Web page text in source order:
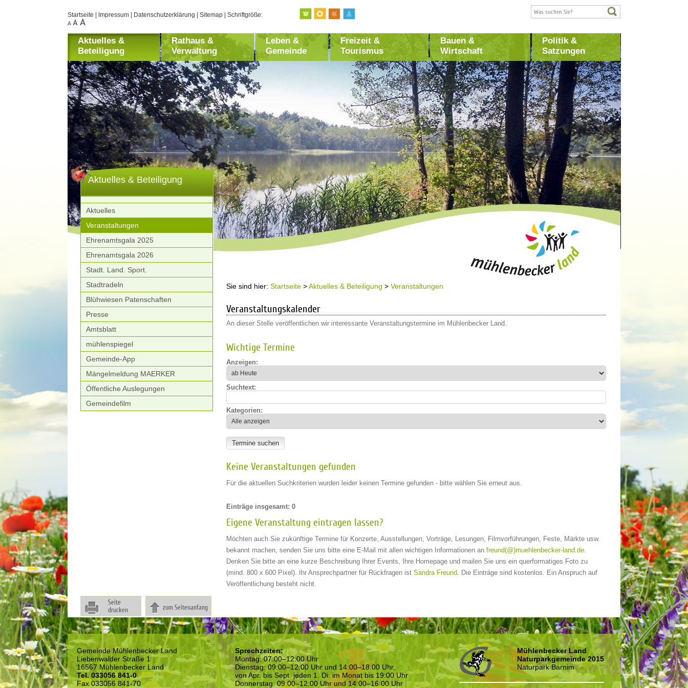
Startseite Impressum Datenschutzerklärung Sitemap Schriftgröße:
Aktuelles &
Beteiligung
Rathaus &
Verwaltung
Leben &
Gemeinde
Freizeit &
Tourismus
Bauen &
Wirtschaft
Politik &
Satzungen
Aktuelles & Beteiligung
Aktuelles
Veranstaltungen
Ehrenamtsgala 2025
Ehrenamtsgala 2026
Stadt. Land. Sport.
Stadtradeln
Blühwiesen Patenschaften
Presse
Amtsblatt
mühlenspiegel
Gemeinde-App
Mängelmeldung MAERKER
Öffentliche Auslegungen
Gemeindefilm
Sie sind hier:Startseite >Aktuelles & Beteiligung >Veranstaltungen
Veranstaltungskalender
An dieser Stelle veröffentlichen wir interessante Veranstaltungstermine im Mühlenbecker Land.
Wichtige Termine
Anzeigen:
Suchtext:
Kategorien:
Keine Veranstaltungen gefunden
Für die aktuellen Suchkriterien wurden leider keinen Termine gefunden - bitte wählen Sie erneut aus.
Einträge insgesamt: 0
Eigene Veranstaltung eintragen lassen?
Möchten auch Sie zukünftige Termine für Konzerte, Ausstellungen, Vorträge, Lesungen, Filmvorführungen, Feste, Märkte usw.
bekannt machen, senden Sie uns bitte eine E-Mail mit allen wichtigen Informationen anfreund(@)muehlenbecker-land.de.
Denken Sie bitte an eine kurze Beschreibung Ihrer Events, Ihre Homepage und mailen Sie uns ein querformatiges Foto zu
(mind. 800 x 600 Pixel). Ihr Ansprechpartner für Rückfragen istSandra Freund. Die Einträge sind kostenlos. Ein Anspruch auf
Veröffentlichung besteht nicht.
Seite
drucken
zum Seitenanfang
Gemeinde Mühlenbecker Land
Liebenwalder Straße 1
16567 Mühlenbecker Land
Tel. 033056 841-0
Fax 033056 841-70
Sprechzeiten:
Montag: 07:00–12:00 Uhr
Dienstag: 09:00–12:00 Uhr und 14:00–18:00 Uhr,
von Apr. bis Sept. jeden 1. Di. im Monat bis 19:00 Uhr
Donnerstag: 09:00–12:00 Uhr und 14:00–16:00 Uhr
Mühlenbecker Land
Naturparkgemeinde 2015
Naturpark Barnim